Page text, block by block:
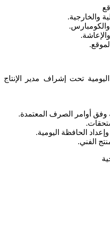
اليومية تحت إشراف مدير الإنتاج